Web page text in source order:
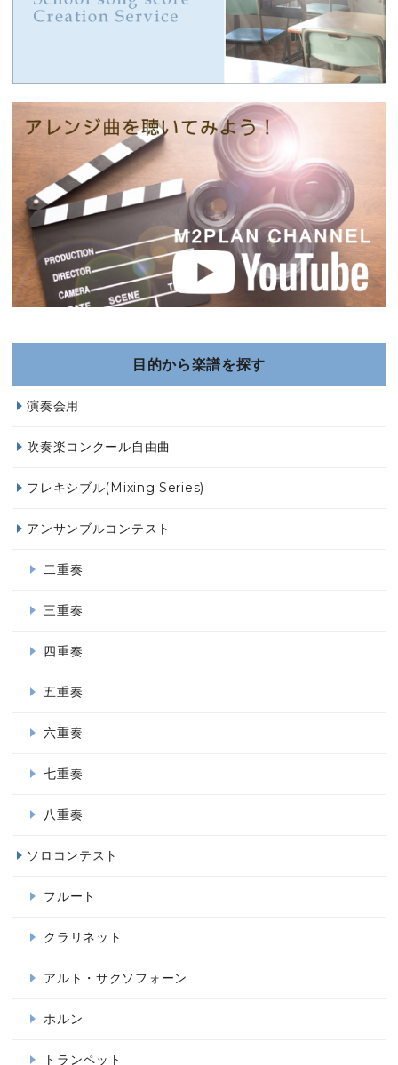
目的から楽譜を探す
演奏会用
吹奏楽コンクール自由曲
フレキシブル(Mixing Series)
アンサンブルコンテスト
二重奏
三重奏
四重奏
五重奏
六重奏
七重奏
八重奏
ソロコンテスト
フルート
クラリネット
アルト・サクソフォーン
ホルン
トランペット